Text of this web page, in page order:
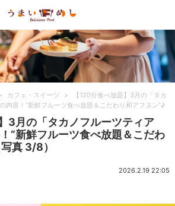
カフェ・スイーツ >
【120分食べ放題】3月の「タカ
内容！“新鮮フルーツ食べ放題＆こだわり和アフヌン”♪
3月の「タカノフルーツティア
“新鮮フルーツ食べ放題＆こだわ
真 3/8）
2026.2.19 22:05